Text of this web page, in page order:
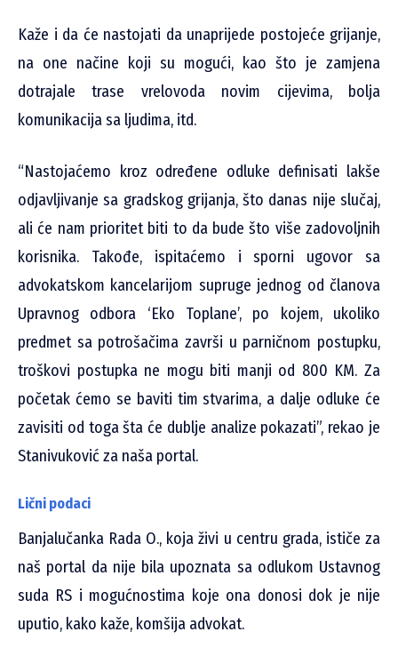
Kaže i da će nastojati da unaprijede postojeće grijanje,
na one načine koji su mogući, kao što je zamjena
dotrajale trase vrelovoda novim cijevima, bolja
komunikacija sa ljudima, itd.
“Nastojaćemo kroz određene odluke definisati lakše
odjavljivanje sa gradskog grijanja, što danas nije slučaj,
ali će nam prioritet biti to da bude što više zadovoljnih
korisnika. Takođe, ispitaćemo i sporni ugovor sa
advokatskom kancelarijom supruge jednog od članova
Upravnog odbora ‘Eko Toplane’, po kojem, ukoliko
predmet sa potrošačima završi u parničnom postupku,
troškovi postupka ne mogu biti manji od 800 KM. Za
početak ćemo se baviti tim stvarima, a dalje odluke će
zavisiti od toga šta će dublje analize pokazati”, rekao je
Stanivuković za naša portal.
Lični podaci
Banjalučanka Rada O., koja živi u centru grada, ističe za
naš portal da nije bila upoznata sa odlukom Ustavnog
suda RS i mogućnostima koje ona donosi dok je nije
uputio, kako kaže, komšija advokat.